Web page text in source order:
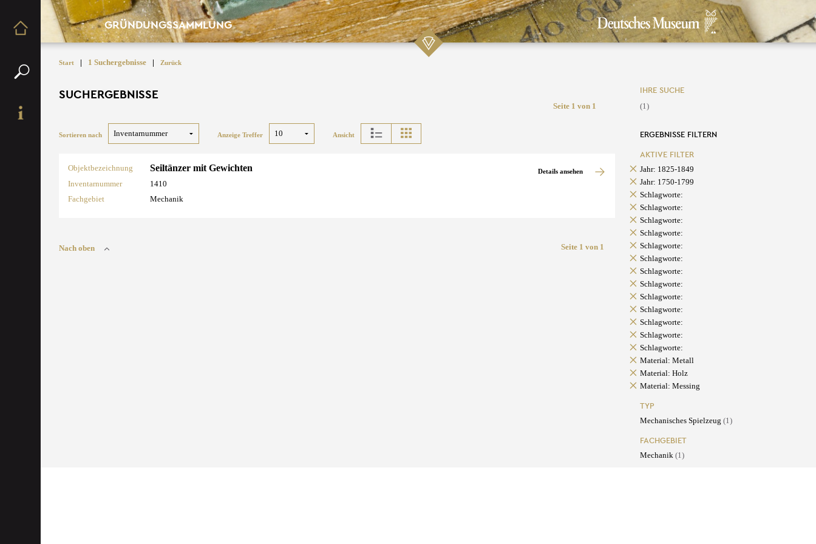
GRÜNDUNGSSAMMLUNG
Start | 1 Suchergebnisse | Zurück
SUCHERGEBNISSE
Seite 1 von 1
Sortieren nach Anzeige Treffer Ansicht
Objektbezeichnung Seiltänzer mit Gewichten
Inventarnummer
1410
Fachgebiet
Mechanik
Details ansehen
Nach oben Seite 1 von 1
IHRE SUCHE
(1)
ERGEBNISSE FILTERN
AKTIVE FILTER
Jahr: 1825-1849
Jahr: 1750-1799
Schlagworte:
Schlagworte:
Schlagworte:
Schlagworte:
Schlagworte:
Schlagworte:
Schlagworte:
Schlagworte:
Schlagworte:
Schlagworte:
Schlagworte:
Schlagworte:
Schlagworte:
Material: Metall
Material: Holz
Material: Messing
TYP
Mechanisches Spielzeug (1)
FACHGEBIET
Mechanik (1)